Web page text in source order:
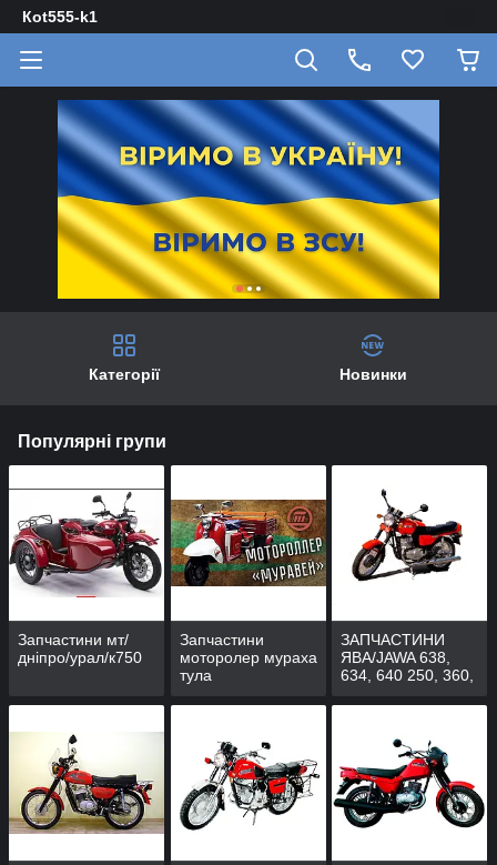
Кot555-k1
Категорії Новинки
Популярні групи
Запчастини мт/
дніпро/урал/к750
Запчастини
моторолер мураха
тула
ЗАПЧАСТИНИ
ЯВА/JAWA 638,
634, 640 250, 360,
50,CZ